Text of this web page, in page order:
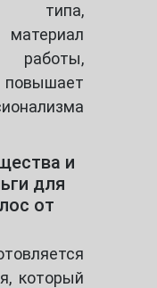
типа,
работы,
повышает
и
для
от
который